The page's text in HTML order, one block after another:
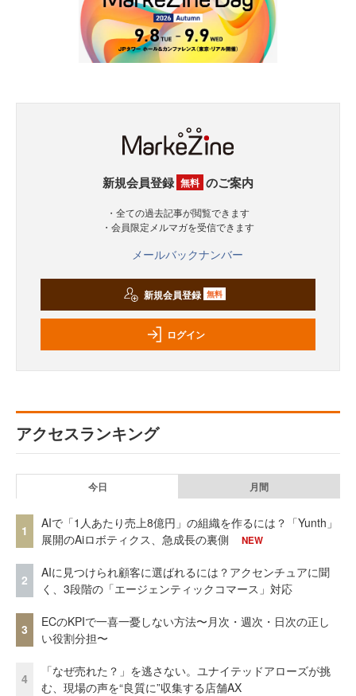
新規会員登録 無料 のご案内
・全ての過去記事が閲覧できます
・会員限定メルマガを受信できます
メールバックナンバー
新規会員登録 無料
ログイン
アクセスランキング
今日 月間
1
AIで「1人あたり売上8億円」の組織を作るには？「Yunth」
展開のAiロボティクス、急成長の裏側
NEW
2
AIに見つけられ顧客に選ばれるには？アクセンチュアに聞
く、3段階の「エージェンティックコマース」対応
3
ECのKPIで一喜一憂しない方法〜月次・週次・日次の正し
い役割分担〜
4
「なぜ売れた？」を逃さない。ユナイテッドアローズが挑
む、現場の声を“良質に”収集する店舗AX